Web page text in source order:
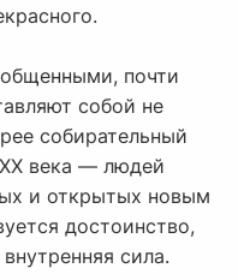
почти
собой не
собирательный
века — людей
и открытых новым
достоинство,
сила.